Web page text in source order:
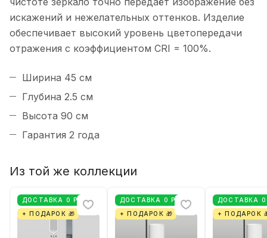
искажений и нежелательных оттенков. Изделие
обеспечивает высокий уровень цветопередачи
отражения с коэффициентом CRI = 100%.
Ширина 45 см
Глубина 2.5 см
Высота 90 см
Гарантия 2 года
Из той же коллекции
ДОСТАВКА 0 РУБ
+ ПОДАРОК 🎁
ДОСТАВКА 0 РУБ
+ ПОДАРОК 🎁
ДОСТАВКА 0
+ ПОДАРОК